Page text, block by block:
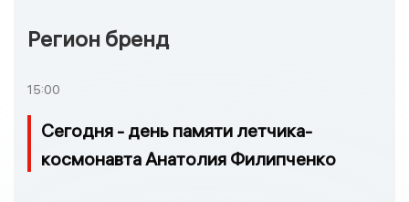
Регион бренд
15:00
Сегодня - день памяти летчика-
космонавта Анатолия Филипченко